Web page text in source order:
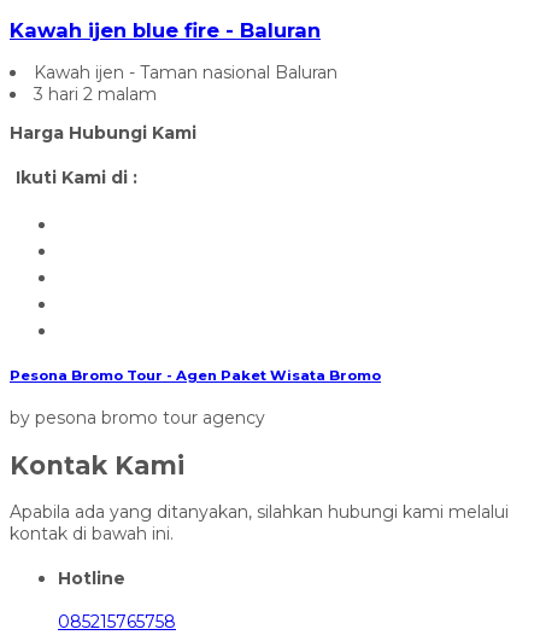
Kawah ijen blue fire - Baluran
Kawah ijen - Taman nasional Baluran
3 hari 2 malam
Harga Hubungi Kami
Ikuti Kami di :
Pesona Bromo Tour - Agen Paket Wisata Bromo
by pesona bromo tour agency
Kontak Kami
Apabila ada yang ditanyakan, silahkan hubungi kami melalui
kontak di bawah ini.
Hotline
085215765758